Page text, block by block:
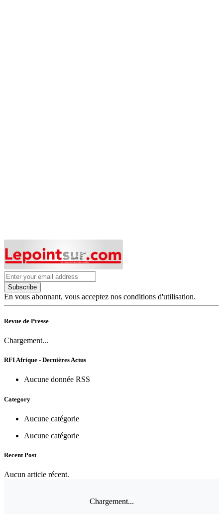
Subscribe
En vous abonnant, vous acceptez nos conditions d'utilisation.
Revue de Presse
Chargement...
RFI Afrique - Dernières Actus
Aucune donnée RSS
Category
Aucune catégorie
Aucune catégorie
Recent Post
Aucun article récent.
Chargement...